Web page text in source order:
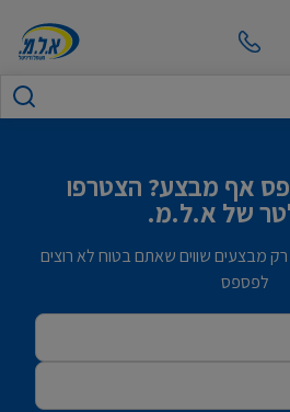
אף מבצע? הצטרפו
של א.ל.מ.
מבצעים שווים שאתם בטוח לא רוצים
לפספס